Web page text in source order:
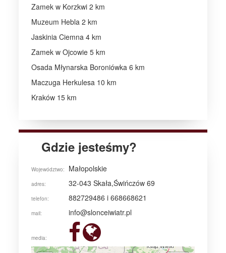
Zamek w Korzkwi 2 km
Muzeum Hebla 2 km
Jaskinia Ciemna 4 km
Zamek w Ojcowie 5 km
Osada Młynarska Boroniówka 6 km
Maczuga Herkulesa 10 km
Kraków 15 km
Gdzie jesteśmy?
Województwo: Małopolskie
adres: 32-043 Skała,Świńczów 69
telefon: 882729486 i 668668621
mail: info@slonceiwiatr.pl
media: